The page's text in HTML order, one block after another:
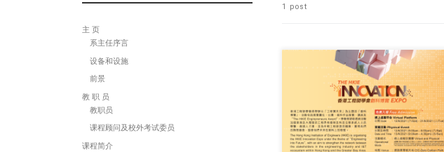
1 post
对不起，此内容只适用于English.
主 页
系主任序言
设备和设施
前景
教 职 员
教职员
课程顾问及校外考试委员
课程简介